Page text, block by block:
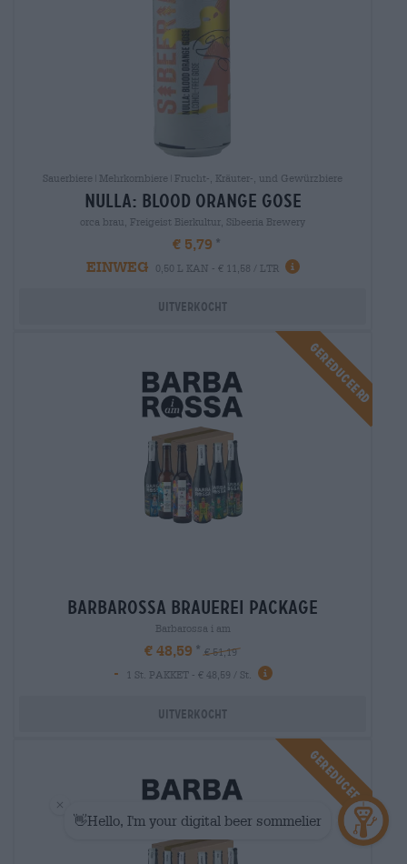
Sauerbiere|Mehrkornbiere|Frucht-, Kräuter-, und Gewürzbiere
nulla: blood orange gose
orca brau, Freigeist Bierkultur, Sibeeria Brewery
€ 5,79
EINWEG
0,50 L KAN - € 11,58 / LTR
Uitverkocht
Gereduceerd
barbarossa brauerei package
Barbarossa i am
€ 48,59 € 51,19
- 1 St. PAKKET - € 48,59 / St.
Uitverkocht
Gereduceerd